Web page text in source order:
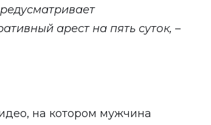
арест на пять суток, –
на котором мужчина